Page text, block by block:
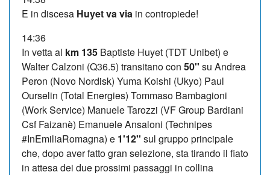
E in discesa Huyet va via in contropiede!
14:36
In vetta al km 135 Baptiste Huyet (TDT Unibet) e
Walter Calzoni (Q36.5) transitano con 50'' su Andrea
Peron (Novo Nordisk) Yuma Koishi (Ukyo) Paul
Ourselin (Total Energies) Tommaso Bambagioni
(Work Service) Manuele Tarozzi (VF Group Bardiani
Csf Faizanè) Emanuele Ansaloni (Technipes
#InEmiliaRomagna) e 1'12'' sul gruppo principale
che, dopo aver fatto gran selezione, sta tirando il fiato
in attesa dei due prossimi passaggi in collina